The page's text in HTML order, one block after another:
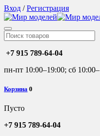
Вход /Регистрация
+7 915 789-64-04
пн-пт 10:00–19:00; сб
Корзина 0
Пусто
+7 915 789-64-04